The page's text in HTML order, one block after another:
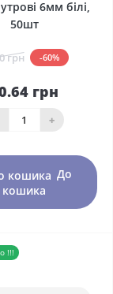
6мм білі,
50шт
грн -60%
грн
+
До
кошика
!!!